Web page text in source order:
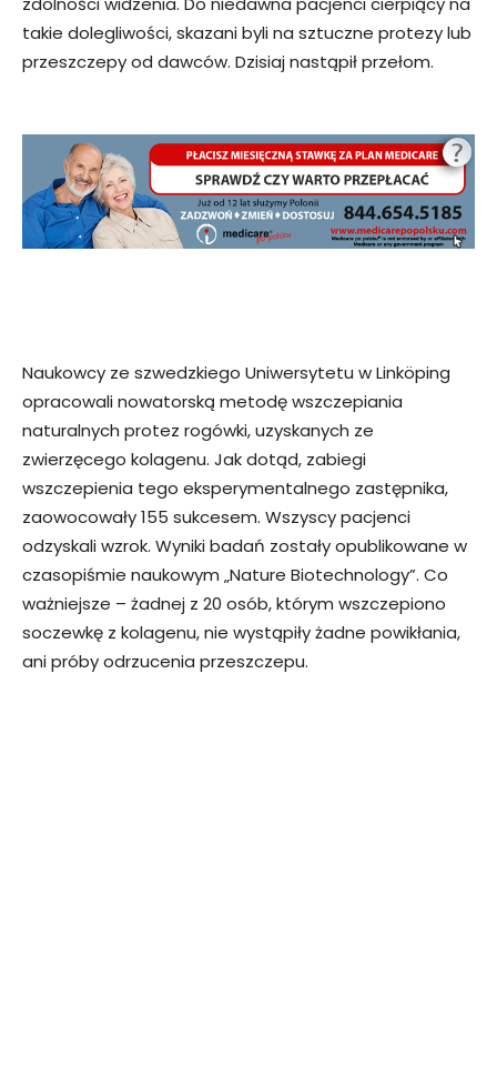
takie dolegliwości, skazani byli na sztuczne protezy lub
przeszczepy od dawców. Dzisiaj nastąpił przełom.
Naukowcy ze szwedzkiego Uniwersytetu w Linköping
opracowali nowatorską metodę wszczepiania
naturalnych protez rogówki, uzyskanych ze
zwierzęcego kolagenu. Jak dotąd, zabiegi
wszczepienia tego eksperymentalnego zastępnika,
zaowocowały 155 sukcesem. Wszyscy pacjenci
odzyskali wzrok. Wyniki badań zostały opublikowane w
czasopiśmie naukowym „Nature Biotechnology”. Co
ważniejsze – żadnej z 20 osób, którym wszczepiono
soczewkę z kolagenu, nie wystąpiły żadne powikłania,
ani próby odrzucenia przeszczepu.